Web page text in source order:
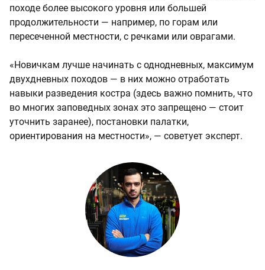
походе более высокого уровня или большей
продолжительности — например, по горам или
пересеченной местности, с речками или оврагами.
«Новичкам лучше начинать с однодневных, максимум
двухдневных походов — в них можно отработать
навыки разведения костра (здесь важно помнить, что
во многих заповедных зонах это запрещено — стоит
уточнить заранее), постановки палатки,
ориентирования на местности», — советует эксперт.